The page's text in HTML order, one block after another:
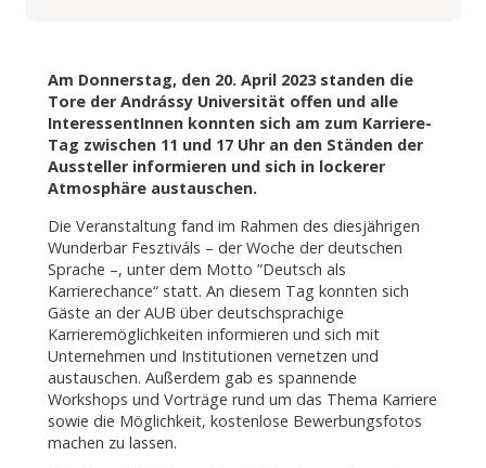
Am Donnerstag, den 20. April 2023 standen die
Tore der Andrássy Universität offen und alle
InteressentInnen konnten sich am zum Karriere-
Tag zwischen 11 und 17 Uhr an den Ständen der
Aussteller informieren und sich in lockerer
Atmosphäre austauschen.
Die Veranstaltung fand im Rahmen des diesjährigen
Wunderbar Fesztiváls – der Woche der deutschen
Sprache –, unter dem Motto ”Deutsch als
Karrierechance“ statt. An diesem Tag konnten sich
Gäste an der AUB über deutschsprachige
Karrieremöglichkeiten informieren und sich mit
Unternehmen und Institutionen vernetzen und
austauschen. Außerdem gab es spannende
Workshops und Vorträge rund um das Thema Karriere
sowie die Möglichkeit, kostenlose Bewerbungsfotos
machen zu lassen.